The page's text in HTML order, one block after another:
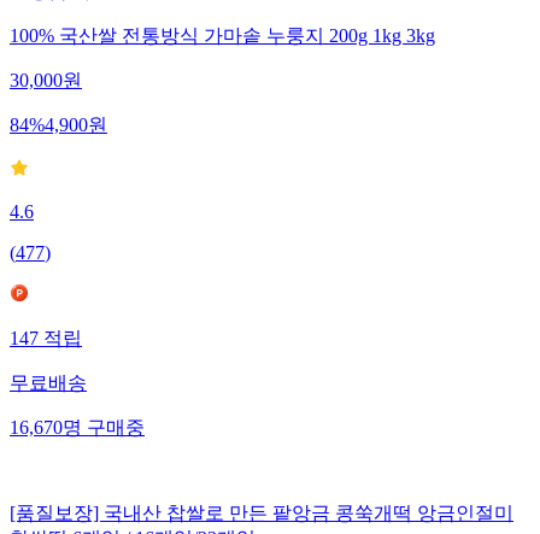
100% 국산쌀 전통방식 가마솥 누룽지 200g 1kg 3kg
30,000원
84%4,900원
4.6
(477)
147적립
무료배송
16,670명구매중
[품질보장] 국내산 찹쌀로 만든 팥앙금 콩쑥개떡 앙금인절미